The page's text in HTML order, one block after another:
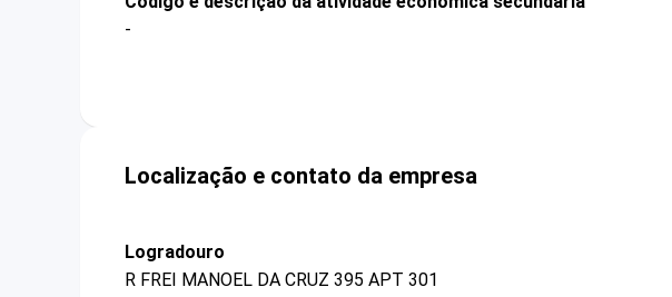
-
Localização e contato da empresa
Logradouro
R FREI MANOEL DA CRUZ 395 APT 301